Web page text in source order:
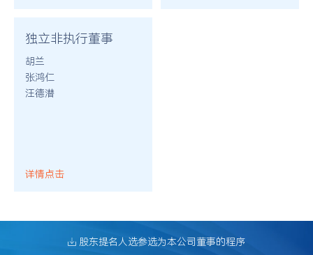
独立非执行董事
胡兰
张鸿仁
汪德潜
详情点击
股东提名人选参选为本公司董事的程序